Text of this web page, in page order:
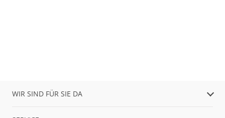
WIR SIND FÜR SIE DA